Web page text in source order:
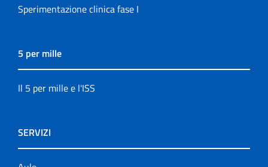
Sperimentazione clinica fase I
5 per mille
Il 5 per mille e l'ISS
SERVIZI